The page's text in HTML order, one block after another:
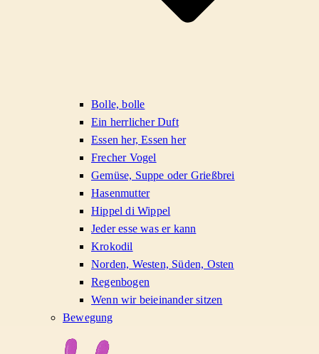
Bolle, bolle
Ein herrlicher Duft
Essen her, Essen her
Frecher Vogel
Gemüse, Suppe oder Grießbrei
Hasenmutter
Hippel di Wippel
Jeder esse was er kann
Krokodil
Norden, Westen, Süden, Osten
Regenbogen
Wenn wir beieinander sitzen
Bewegung